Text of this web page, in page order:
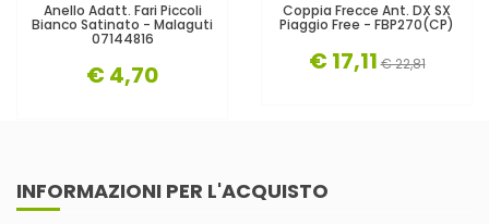
Anello Adatt. Fari Piccoli
Bianco Satinato - Malaguti
07144816
€ 4,70
Coppia Frecce Ant. DX SX
Piaggio Free - FBP270(CP)
€ 17,11 € 22,81
INFORMAZIONI PER L'ACQUISTO